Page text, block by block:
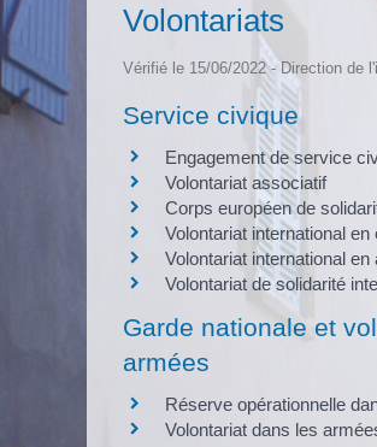
Volontariats
Vérifié le 15/06/2022 - Direction de
Service civique
Engagement de service
Volontariat associatif
Corps européen de
Volontariat international
Volontariat international
Volontariat de solidarité
Garde nationale et
armées
Réserve opérationnelle
Volontariat dans les